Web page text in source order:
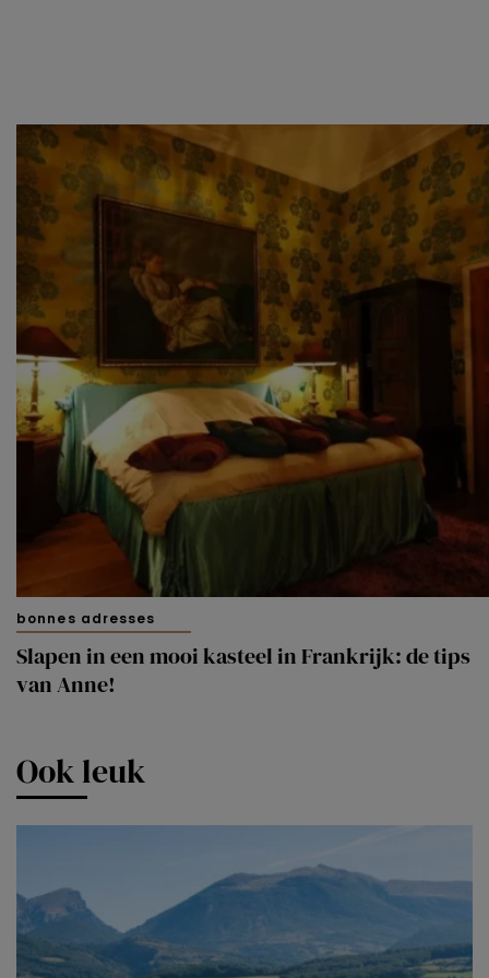
bonnes adresses
Slapen in een mooi kasteel in Frankrijk: de tips
van Anne!
Ook leuk